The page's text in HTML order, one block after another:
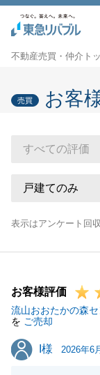
不動産売買・仲介ト
売買 お客
表示はアンケート回
お客様評価
流山おおたかの森
を ご売却
I様
I様 2026年6